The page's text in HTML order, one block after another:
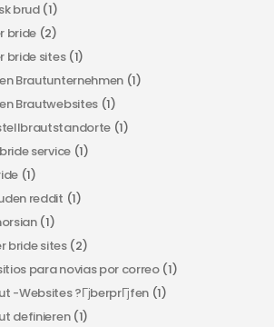
brud(1)
bride (2)
bride sites(1)
Brautunternehmen(1)
Brautwebsites(1)
(1)
service(1)
(1)
reddit (1)
(1)
bride sites(2)
para novias por correo(1)
-Websites ?ГјberprГјfen(1)
definieren(1)